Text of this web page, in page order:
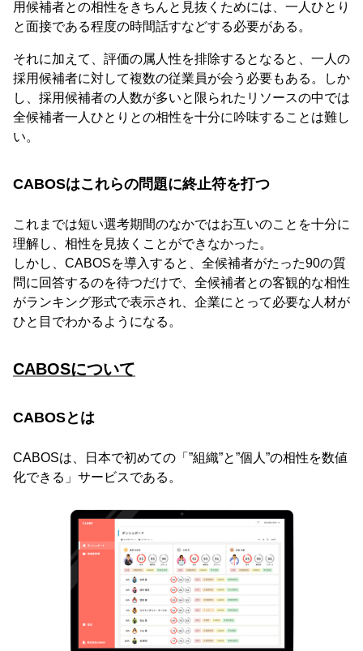
用候補者との相性をきちんと見抜くためには、一人ひとり
と面接である程度の時間話すなどする必要がある。
それに加えて、評価の属人性を排除するとなると、一人の
採用候補者に対して複数の従業員が会う必要もある。しか
し、採用候補者の人数が多いと限られたリソースの中では
全候補者一人ひとりとの相性を十分に吟味することは難し
い。
CABOSはこれらの問題に終止符を打つ
これまでは短い選考期間のなかではお互いのことを十分に
理解し、相性を見抜くことができなかった。
しかし、CABOSを導入すると、全候補者がたった90の質
問に回答するのを待つだけで、全候補者との客観的な相性
がランキング形式で表示され、企業にとって必要な人材が
ひと目でわかるようになる。
CABOSについて
CABOSとは
CABOSは、日本で初めての「”組織”と”個人”の相性を数値
化できる」サービスである。